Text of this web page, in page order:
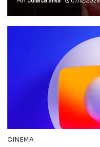
CINEMA